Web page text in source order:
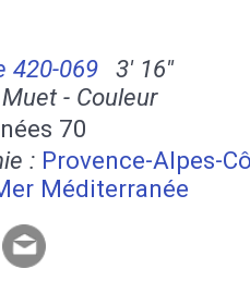
420-069
3' 16''
- Couleur
70
: Provence-Alpes-
Méditerranée